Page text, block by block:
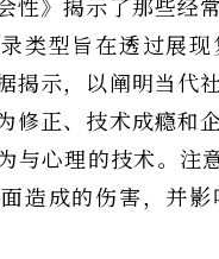
类型旨在透过展
揭示，以阐明当代
修正、技术成瘾和
与心理的技术。
造成的伤害，并